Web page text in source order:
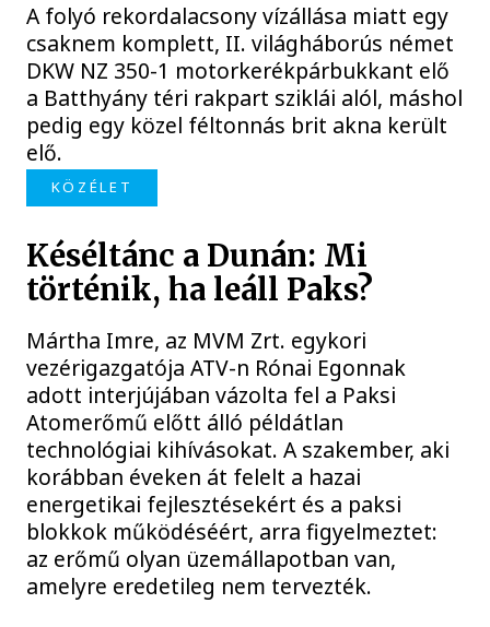
A folyó rekordalacsony vízállása miatt egy
csaknem komplett, II. világháborús német
DKW NZ 350-1 motorkerékpárbukkant elő
a Batthyány téri rakpart sziklái alól, máshol
pedig egy közel féltonnás brit akna került
elő.
KÖZÉLET
Késéltánc a Dunán: Mi
történik, ha leáll Paks?
Mártha Imre, az MVM Zrt. egykori
vezérigazgatója ATV-n Rónai Egonnak
adott interjújában vázolta fel a Paksi
Atomerőmű előtt álló példátlan
technológiai kihívásokat. A szakember, aki
korábban éveken át felelt a hazai
energetikai fejlesztésekért és a paksi
blokkok működéséért, arra figyelmeztet:
az erőmű olyan üzemállapotban van,
amelyre eredetileg nem tervezték.